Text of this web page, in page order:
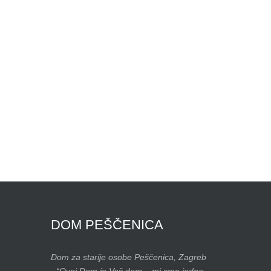
DOM PEŠČENICA
Dom za starije osobe Peščenica, Zagreb